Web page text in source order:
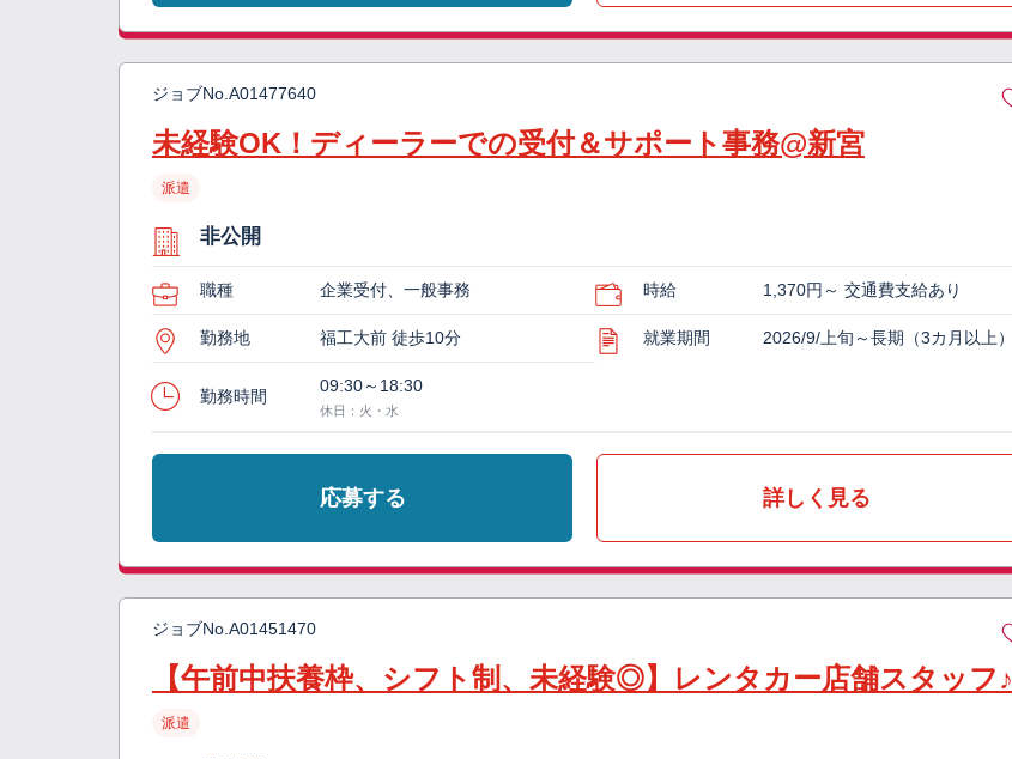
ジョブNo. A01477640
未経験OK！ディーラーでの受付＆サポート事務@新宮
派遣
非公開
職種 企業受付、一般事務 時給 1,370円～ 交通費支給あり
勤務地 福工大前 徒歩10分 就業期間 2026/9/上旬～長期（3カ月以上）
勤務時間
09:30～18:30
休日：火・水
応募する 詳しく見る
ジョブNo. A01451470
【午前中扶養枠、シフト制、未経験◎】レンタカー店舗スタッフ♪
派遣